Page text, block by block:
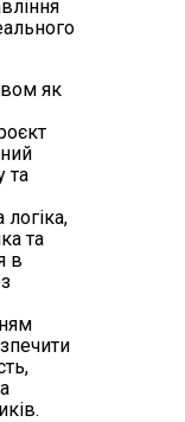
як
та
логіка,
та
в